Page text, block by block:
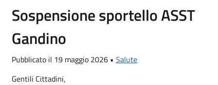
Sospensione sportello ASST
Gandino
Pubblicato il 19 maggio 2026 • Salute
Gentili Cittadini,